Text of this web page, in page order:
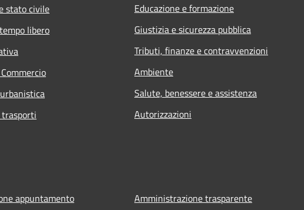
stato civile
libero
Educazione e formazione
Giustizia e sicurezza pubblica
Tributi, finanze e contravvenzioni
Ambiente
Salute, benessere e assistenza
Autorizzazioni
appuntamento Amministrazione trasparente